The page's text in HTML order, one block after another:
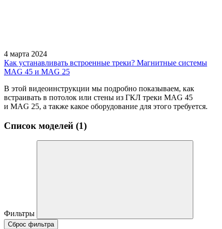
4 марта 2024
Как устанавливать встроенные треки? Магнитные системы
MAG 45 и MAG 25
В этой видеоинструкции мы подробно показываем, как
встраивать в потолок или стены из ГКЛ треки MAG 45
и MAG 25, а также какое оборудование для этого требуется.
Список моделей (1)
Фильтры
Сброс фильтра